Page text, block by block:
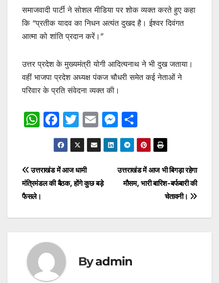
समाजवादी पार्टी ने सोशल मीडिया पर शोक व्यक्त करते हुए कहा
कि “प्रतीक यादव का निधन अत्यंत दुखद है। ईश्वर दिवंगत
आत्मा को शांति प्रदान करें।”
उत्तर प्रदेश के मुख्यमंत्री योगी आदित्यनाथ ने भी दुख जताया।
वहीं भाजपा प्रदेश अध्यक्ष पंकज चौधरी समेत कई नेताओं ने
परिवार के प्रति संवेदना व्यक्त की।
W
s
A
p
p
F
a
c
e
b
o
T
w
itt
er
E
m
ai
M
e
s
s
e
g
h
ar
e
Post
navigation
उत्तराखंड में आज भी बिगड़ा रहेगा
मौसम, भारी बारिश-बर्फबारी की
चेतावनी।
उत्तराखंड में आज धामी
मंत्रिमंडल की बैठक, होंगे कुछ बड़े
फैसले।
Byadmin